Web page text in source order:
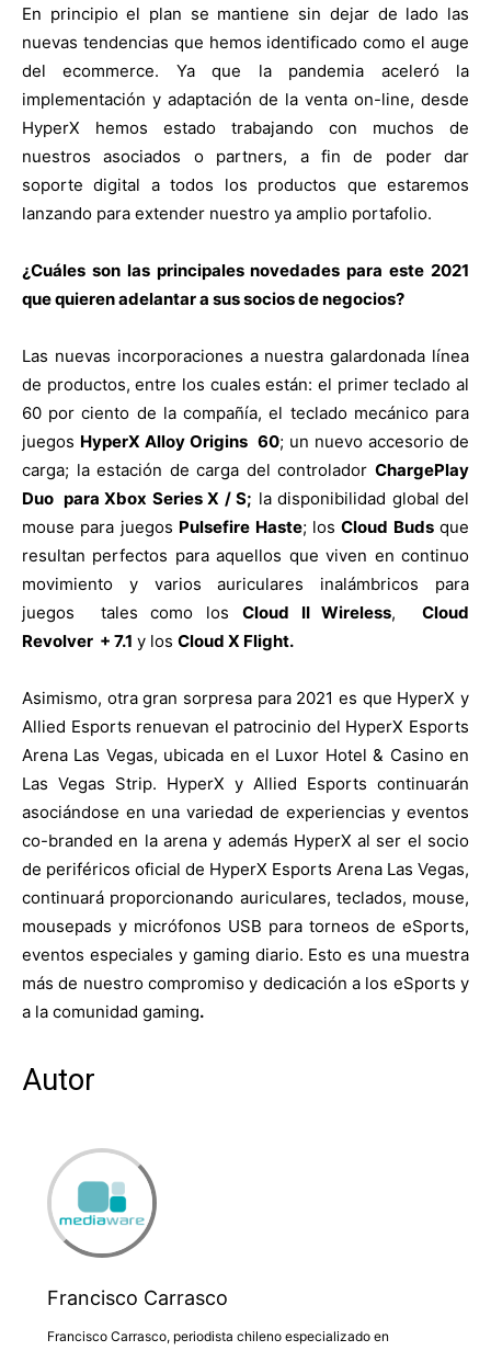
En principio el plan se mantiene sin dejar de lado las
nuevas tendencias que hemos identificado como el auge
del ecommerce. Ya que la pandemia aceleró la
implementación y adaptación de la venta on-line, desde
HyperX hemos estado trabajando con muchos de
nuestros asociados o partners, a fin de poder dar
soporte digital a todos los productos que estaremos
lanzando para extender nuestro ya amplio portafolio.
¿Cuáles son las principales novedades para este 2021
que quieren adelantar a sus socios de negocios?
Las nuevas incorporaciones a nuestra galardonada línea
de productos, entre los cuales están: el primer teclado al
60 por ciento de la compañía, el teclado mecánico para
juegos HyperX Alloy Origins 60; un nuevo accesorio de
carga; la estación de carga del controlador ChargePlay
Duo para Xbox Series X / S; la disponibilidad global del
mouse para juegos Pulsefire Haste; losCloud Budsque
resultan perfectos para aquellos que viven en continuo
movimiento y varios auriculares inalámbricos para
juegos tales como los Cloud II Wireless,Cloud
Revolver + 7.1 y los Cloud X Flight.
Asimismo, otra gran sorpresa para 2021 es que HyperX y
Allied Esports renuevan el patrocinio del HyperX Esports
Arena Las Vegas, ubicada en el Luxor Hotel & Casino en
Las Vegas Strip. HyperX y Allied Esports continuarán
asociándose en una variedad de experiencias y eventos
co-branded en la arena y además HyperX al ser el socio
de periféricos oficial de HyperX Esports Arena Las Vegas,
continuará proporcionando auriculares, teclados, mouse,
mousepads y micrófonos USB para torneos de eSports,
eventos especiales y gaming diario. Esto es una muestra
más de nuestro compromiso y dedicación a los eSports y
a la comunidad gaming.
Autor
Francisco Carrasco
Francisco Carrasco, periodista chileno especializado en